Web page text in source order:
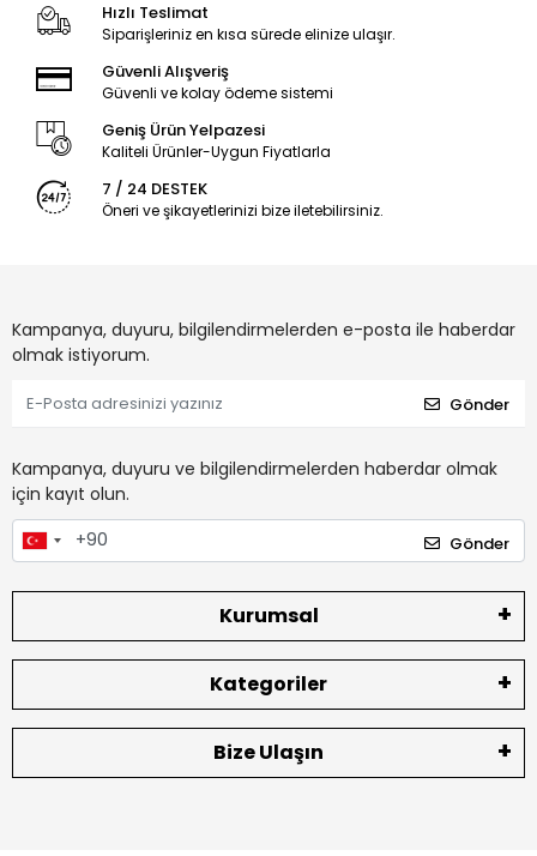
Hızlı Teslimat
Siparişleriniz en kısa sürede elinize ulaşır.
Güvenli Alışveriş
Güvenli ve kolay ödeme sistemi
Geniş Ürün Yelpazesi
Kaliteli Ürünler-Uygun Fiyatlarla
7 / 24 DESTEK
Öneri ve şikayetlerinizi bize iletebilirsiniz.
Kampanya, duyuru, bilgilendirmelerden e-posta ile haberdar
olmak istiyorum.
Gönder
Kampanya, duyuru ve bilgilendirmelerden haberdar olmak
için kayıt olun.
Gönder
Kurumsal
Kategoriler
Bize Ulaşın